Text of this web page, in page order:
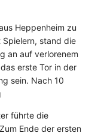
Heppenheim zu
stand die
an auf verlorenem
erste Tor in der
sein. Nach 10
führte die
Ende der ersten